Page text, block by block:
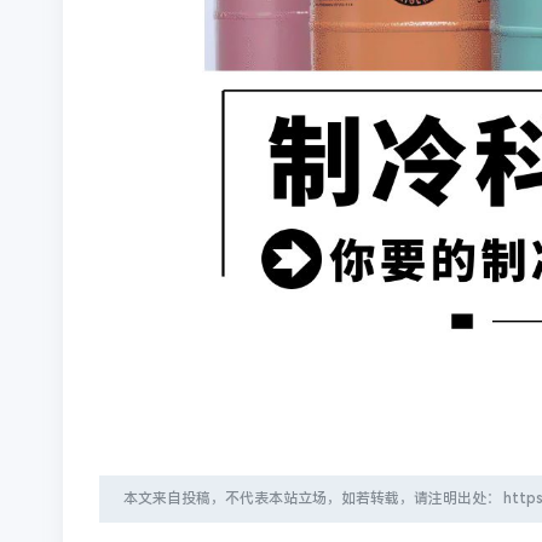
本文来自投稿，不代表本站立场，如若转载，请注明出处：